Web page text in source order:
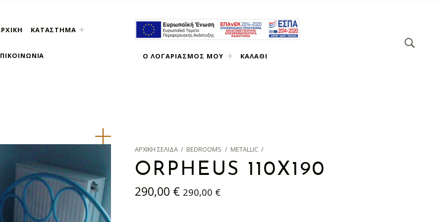
ΚΑΤΆΣΤΗΜΑ
Ο ΛΟΓΑΡΙΑΣΜΌΣ ΜΟΥ ΚΑΛΆΘΙ
Search for:
ΑΡΧΙΚΉ ΣΕΛΊΔΑ / BEDROOMS / METALLIC /
ORPHEUS 110X190
290,00 € 290,00 €